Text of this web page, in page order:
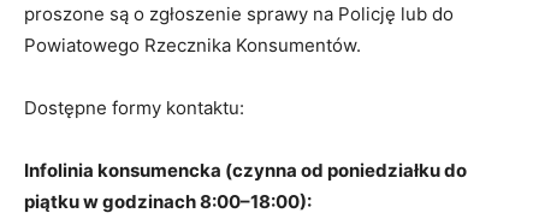
proszone są o zgłoszenie sprawy na Policję lub do
Powiatowego Rzecznika Konsumentów.
Dostępne formy kontaktu:
Infolinia konsumencka (czynna od poniedziałku do
piątku w godzinach 8:00–18:00):